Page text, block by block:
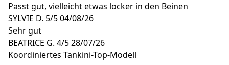
Passt gut, vielleicht etwas locker in den Beinen
SYLVIE D. 5/504/08/26
Sehr gut
BEATRICE G. 4/528/07/26
Koordiniertes Tankini-Top-Modell